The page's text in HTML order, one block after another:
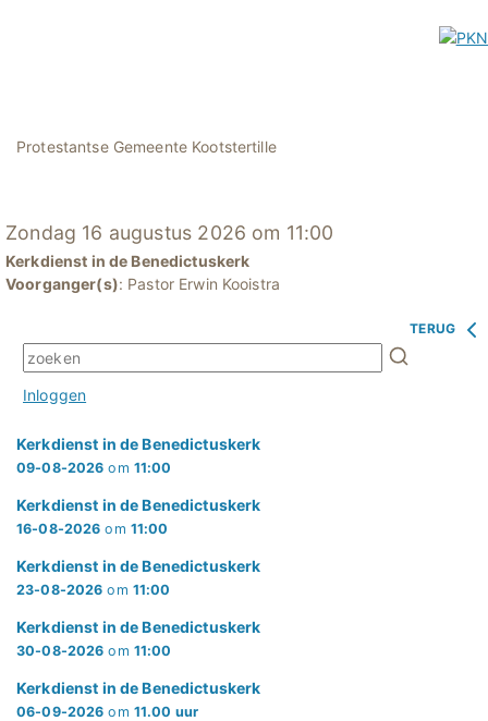
Protestantse Gemeente Kootstertille
Zondag 16 augustus 2026 om 11:00
Kerkdienst in de Benedictuskerk
Voorganger(s): Pastor Erwin Kooistra
TERUG
Inloggen
Kerkdienst in de Benedictuskerk
09-08-2026 om 11:00
Kerkdienst in de Benedictuskerk
16-08-2026 om 11:00
Kerkdienst in de Benedictuskerk
23-08-2026 om 11:00
Kerkdienst in de Benedictuskerk
30-08-2026 om 11:00
Kerkdienst in de Benedictuskerk
06-09-2026 om 11.00 uur